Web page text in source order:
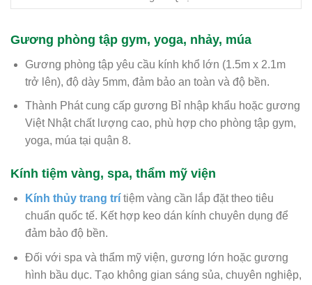
Gương phòng tập gym, yoga, nhảy, múa
Gương phòng tập yêu cầu kính khổ lớn (1.5m x 2.1m
trở lên), độ dày 5mm, đảm bảo an toàn và độ bền.
Thành Phát cung cấp gương Bỉ nhập khẩu hoặc gương
Việt Nhật chất lượng cao, phù hợp cho phòng tập gym,
yoga, múa tại quận 8.
Kính tiệm vàng, spa, thẩm mỹ viện
Kính thủy trang trí tiệm vàng cần lắp đặt theo tiêu
chuẩn quốc tế. Kết hợp keo dán kính chuyên dụng để
đảm bảo độ bền.
Đối với spa và thẩm mỹ viện, gương lớn hoặc gương
hình bầu dục. Tạo không gian sáng sủa, chuyên nghiệp,